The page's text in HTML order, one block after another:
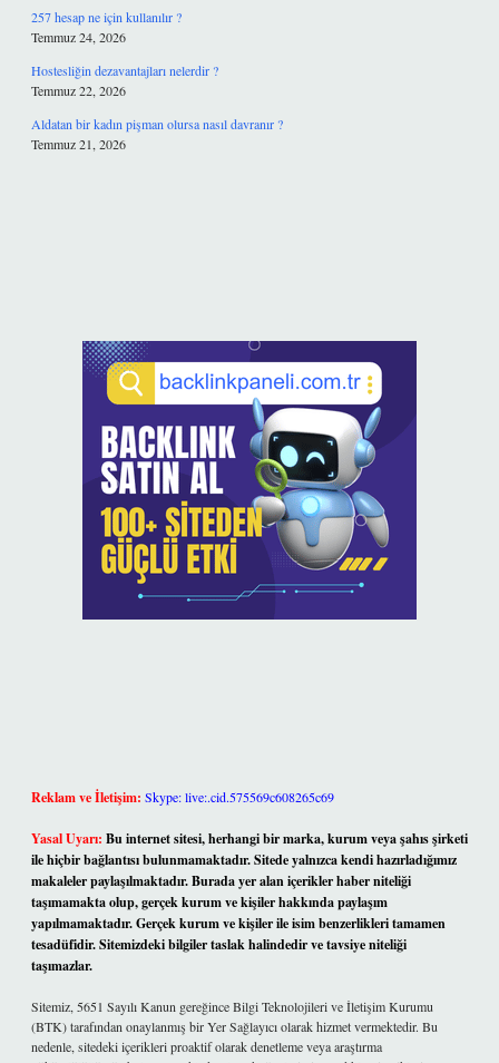
257 hesap ne için kullanılır ?
Temmuz 24, 2026
Hostesliğin dezavantajları nelerdir ?
Temmuz 22, 2026
Aldatan bir kadın pişman olursa nasıl davranır ?
Temmuz 21, 2026
Reklam ve İletişim: Skype: live:.cid.575569c608265c69
Yasal Uyarı: Bu internet sitesi, herhangi bir marka, kurum veya şahıs şirketi
ile hiçbir bağlantısı bulunmamaktadır. Sitede yalnızca kendi hazırladığımız
makaleler paylaşılmaktadır. Burada yer alan içerikler haber niteliği
taşımamakta olup, gerçek kurum ve kişiler hakkında paylaşım
yapılmamaktadır. Gerçek kurum ve kişiler ile isim benzerlikleri tamamen
tesadüfidir. Sitemizdeki bilgiler taslak halindedir ve tavsiye niteliği
taşımazlar.
Sitemiz, 5651 Sayılı Kanun gereğince Bilgi Teknolojileri ve İletişim Kurumu
(BTK) tarafından onaylanmış bir Yer Sağlayıcı olarak hizmet vermektedir. Bu
nedenle, sitedeki içerikleri proaktif olarak denetleme veya araştırma